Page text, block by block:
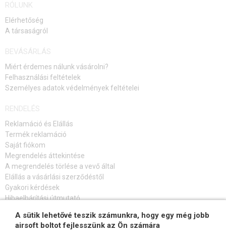
RÓLUNK
Elérhetőség
A társaságról
BEVÁSÁRLÁS
Miért érdemes nálunk vásárolni?
Felhasználási feltételek
Személyes adatok védelmények feltételei
RENDELÉS
Reklamáció és Elállás
Termék reklamáció
Saját fiókom
Megrendelés áttekintése
A megrendelés törlése a vevő által
Elállás a vásárlási szerződéstől
Gyakori kérdések
Hibaelhárítási útmutató
FELIRATKOZÁS HÍRLEVÉLRE
A sütik lehetővé teszik számunkra, hogy egy még jobb
airsoft boltot fejlesszünk az Ön számára